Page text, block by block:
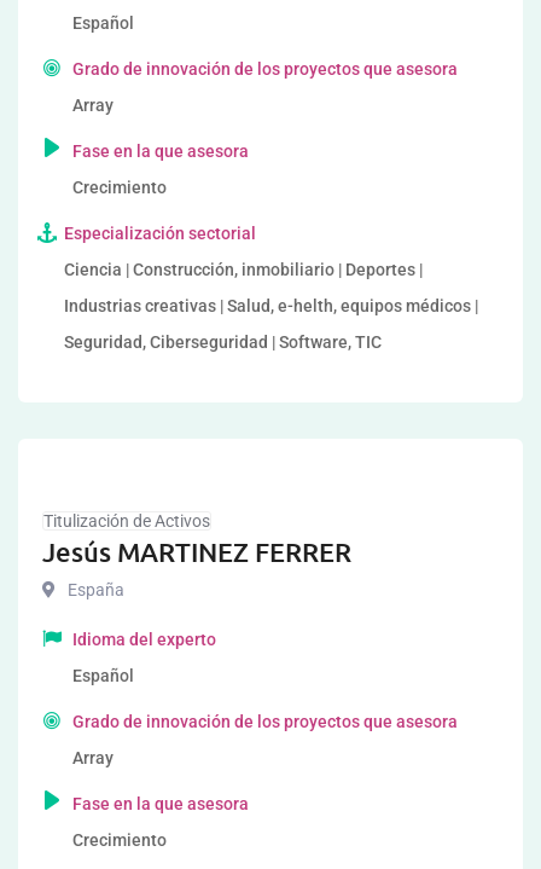
Español
Grado de innovación de los proyectos que asesora
Array
Fase en la que asesora
Crecimiento
Especialización sectorial
Ciencia | Construcción, inmobiliario | Deportes |
Industrias creativas | Salud, e-helth, equipos médicos |
Seguridad, Ciberseguridad | Software, TIC
Titulización de Activos
Jesús MARTINEZ FERRER
España
Idioma del experto
Español
Grado de innovación de los proyectos que asesora
Array
Fase en la que asesora
Crecimiento